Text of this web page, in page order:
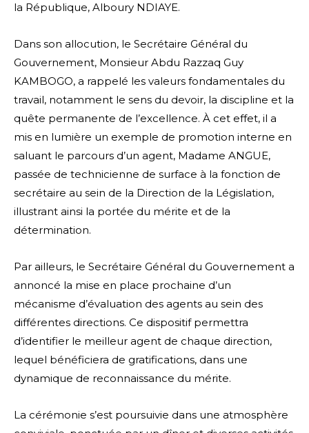
la République, Alboury NDIAYE.
Dans son allocution, le Secrétaire Général du
Gouvernement, Monsieur Abdu Razzaq Guy
KAMBOGO, a rappelé les valeurs fondamentales du
travail, notamment le sens du devoir, la discipline et la
quête permanente de l’excellence. À cet effet, il a
mis en lumière un exemple de promotion interne en
saluant le parcours d’un agent, Madame ANGUE,
passée de technicienne de surface à la fonction de
secrétaire au sein de la Direction de la Législation,
illustrant ainsi la portée du mérite et de la
détermination.
Par ailleurs, le Secrétaire Général du Gouvernement a
annoncé la mise en place prochaine d’un
mécanisme d’évaluation des agents au sein des
différentes directions. Ce dispositif permettra
d’identifier le meilleur agent de chaque direction,
lequel bénéficiera de gratifications, dans une
dynamique de reconnaissance du mérite.
La cérémonie s’est poursuivie dans une atmosphère